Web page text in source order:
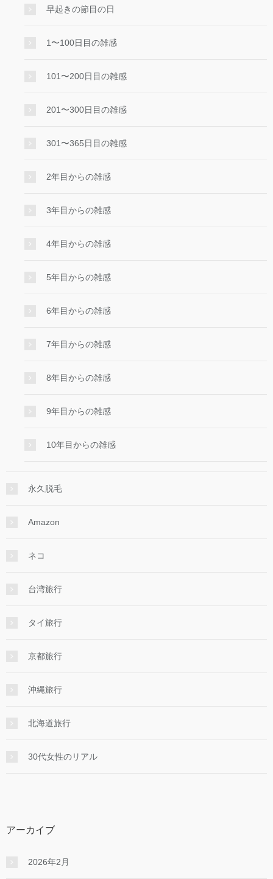
早起きの節目の日
1〜100日目の雑感
101〜200日目の雑感
201〜300日目の雑感
301〜365日目の雑感
2年目からの雑感
3年目からの雑感
4年目からの雑感
5年目からの雑感
6年目からの雑感
7年目からの雑感
8年目からの雑感
9年目からの雑感
10年目からの雑感
永久脱毛
Amazon
ネコ
台湾旅行
タイ旅行
京都旅行
沖縄旅行
北海道旅行
30代女性のリアル
アーカイブ
2026年2月